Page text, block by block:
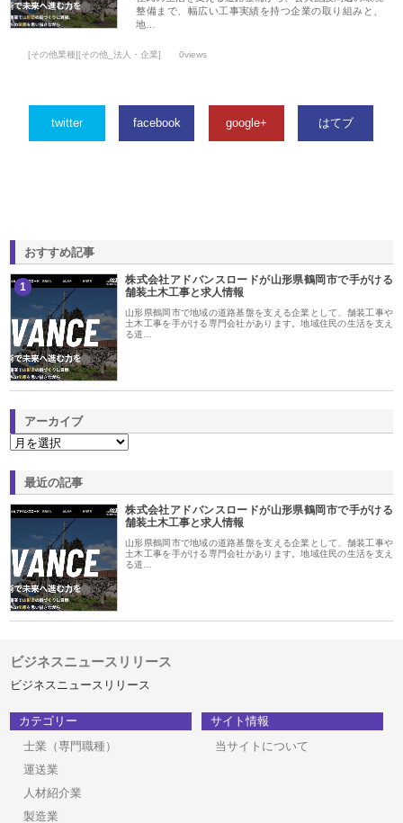
整備まで、幅広い工事実績を持つ企業の取り組みと、
地…
[その他業種][その他_法人・企業] 0views
twitter facebook google+ はてブ
おすすめ記事
1
株式会社アドバンスロードが山形県鶴岡市で手がける
舗装土木工事と求人情報
山形県鶴岡市で地域の道路基盤を支える企業として、舗装工事や
土木工事を手がける専門会社があります。地域住民の生活を支え
る道…
アーカイブ
最近の記事
株式会社アドバンスロードが山形県鶴岡市で手がける
舗装土木工事と求人情報
山形県鶴岡市で地域の道路基盤を支える企業として、舗装工事や
土木工事を手がける専門会社があります。地域住民の生活を支え
る道…
ビジネスニュースリリース
ビジネスニュースリリース
カテゴリー
士業（専門職種）
運送業
人材紹介業
製造業
サイト情報
当サイトについて